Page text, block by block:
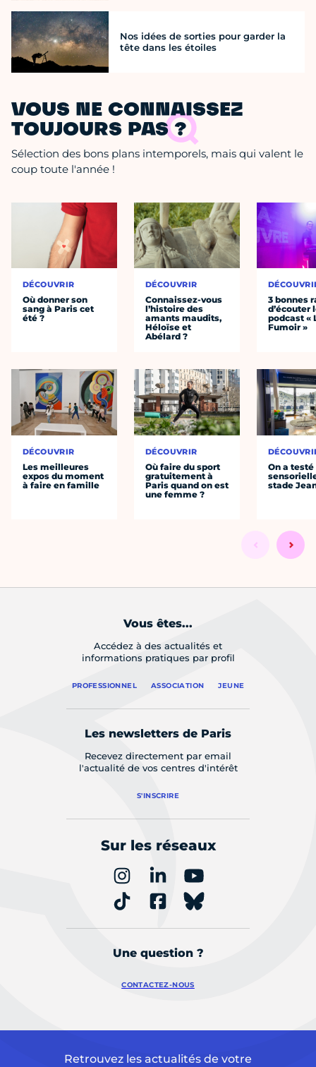
Nos idées de sorties pour garder la
tête dans les étoiles
VOUS NE CONNAISSEZ
TOUJOURS PAS ?
Sélection des bons plans intemporels, mais qui valent le
coup toute l'année !
DÉCOUVRIR
Où donner son
sang à Paris cet
été ?
DÉCOUVRIR
Les meilleures
expos du moment
à faire en famille
DÉCOUVRIR
Connaissez-vous
l’histoire des
amants maudits,
Héloïse et
Abélard ?
DÉCOUVRIR
Où faire du sport
gratuitement à
Paris quand on est
une femme ?
3 bonnes
d’écouter
podcast «
Fumoir »
On a
stade
Vous êtes...
Accédez à des actualités et
informations pratiques par profil
PROFESSIONNEL ASSOCIATION JEUNE
Les newsletters de Paris
Recevez directement par email
l'actualité de vos centres d'intérêt
S'INSCRIRE
Sur les réseaux
Une question ?
CONTACTEZ-NOUS
Retrouvez les actualités de votre